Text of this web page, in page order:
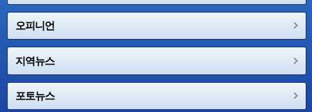
오피니언
지역뉴스
포토뉴스